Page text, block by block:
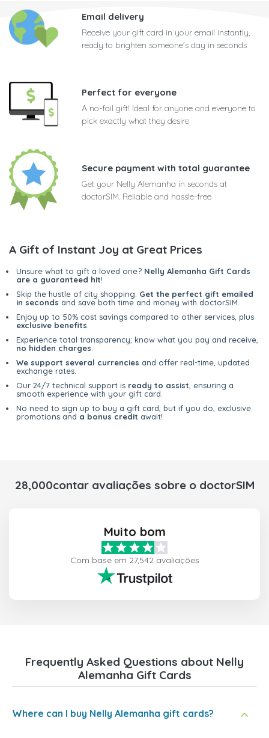
Email delivery
Receive your gift card in your email instantly,
ready to brighten someone's day in seconds
Perfect for everyone
A no-fail gift! Ideal for anyone and everyone to
pick exactly what they desire
Secure payment with total guarantee
Get your Nelly Alemanha in seconds at
doctorSIM. Reliable and hassle-free
A Gift of Instant Joy at Great Prices
Unsure what to gift a loved one? Nelly Alemanha Gift Cards
are a guaranteed hit!
Skip the hustle of city shopping. Get the perfect gift emailed
in seconds and save both time and money with doctorSIM.
Enjoy up to 50% cost savings compared to other services, plus
exclusive benefits
Experience total transparency; know what you pay and receive,
no hidden charges
We support several currencies and offer real-time, updated
exchange rates.
Our 24/7 technical support is ready to assist , ensuring a
smooth experience with your gift card.
No need to sign up to buy a gift card, but if you do, exclusive
promotions and a bonus credit await!
28,000contar avaliações sobre o doctorSIM
Muito bom
Com base em 27,542 avaliações
Frequently Asked Questions about Nelly
Alemanha Gift Cards
Where can I buy Nelly Alemanha gift cards?